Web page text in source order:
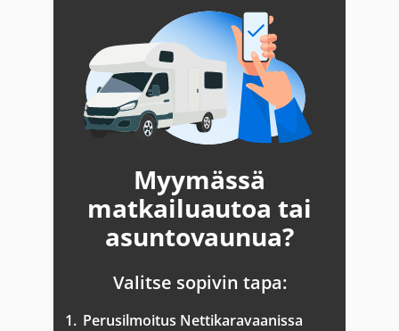
Myymässä
matkailuautoa tai
asuntovaunua?
Valitse sopivin tapa:
1. Perusilmoitus Nettikaravaanissa